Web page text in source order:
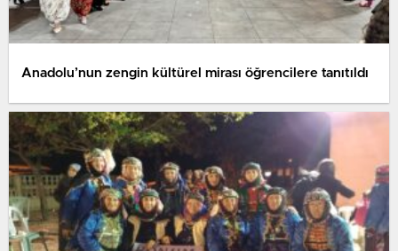
Anadolu’nun zengin kültürel mirası öğrencilere tanıtıldı